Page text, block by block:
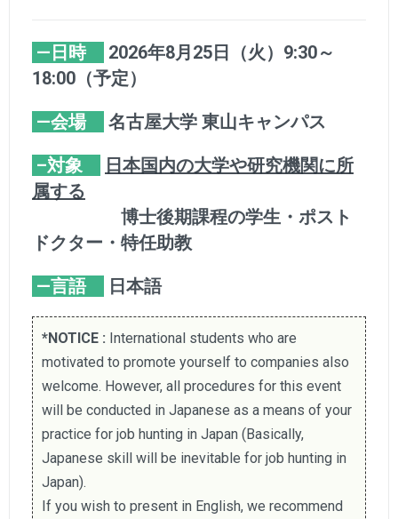
— 日時
2026年8月25日（火）9:30～
18:00（予定）
—会場 名古屋大学 東山キャンパス
–対象
日本国内の大学や研究機関に所
属する
博士後期課程の学生・ポスト
ドクター・特任助教
—言語 日本語
*NOTICE : International students who are
motivated to promote yourself to companies also
welcome. However, all procedures for this event
will be conducted in Japanese as a means of your
practice for job hunting in Japan (Basically,
Japanese skill will be inevitable for job hunting in
Japan).
If you wish to present in English, we recommend